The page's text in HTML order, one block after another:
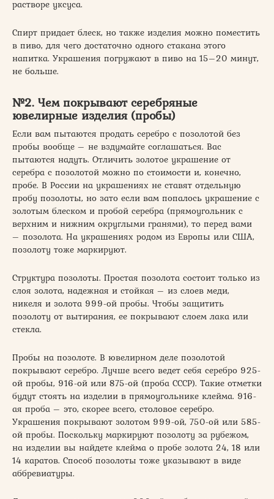
растворе уксуса.
Спирт придает блеск, но также изделия можно поместить
в пиво, для чего достаточно одного стакана этого
напитка. Украшения погружают в пиво на 15–20 минут,
не больше.
№2. Чем покрывают серебряные
ювелирные изделия (пробы)
Если вам пытаются продать серебро с позолотой без
пробы вообще – не вздумайте соглашаться. Вас
пытаются надуть. Отличить золотое украшение от
серебра с позолотой можно по стоимости и, конечно,
пробе. В России на украшениях не ставят отдельную
пробу позолоты, но зато если вам попалось украшение с
золотым блеском и пробой серебра (прямоугольник с
верхним и нижним округлыми гранями), то перед вами
– позолота. На украшениях родом из Европы или США,
позолоту тоже маркируют.
Структура позолоты. Простая позолота состоит только из
слоя золота, надежная и стойкая – из слоев меди,
никеля и золота 999-ой пробы. Чтобы защитить
позолоту от вытирания, ее покрывают слоем лака или
стекла.
Пробы на позолоте. В ювелирном деле позолотой
покрывают серебро. Лучше всего ведет себя серебро 925-
ой пробы, 916-ой или 875-ой (проба СССР). Такие отметки
будут стоять на изделии в прямоугольнике клейма. 916-
ая проба – это, скорее всего, столовое серебро.
Украшения покрывают золотом 999-ой, 750-ой или 585-
ой пробы. Поскольку маркируют позолоту за рубежом,
на изделии вы найдете клейма о пробе золота 24, 18 или
14 каратов. Способ позолоты тоже указывают в виде
аббревиатуры.